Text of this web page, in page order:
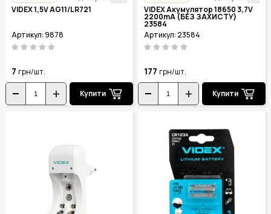
VIDEX 1,5V AG11/LR721
Артикул: 9878
7 грн/шт.
Купити
VIDEX Акумулятор 18650 3,7V
2200mA (БЕЗ ЗАХИСТУ)
23584
Артикул: 23584
177 грн/шт.
Купити